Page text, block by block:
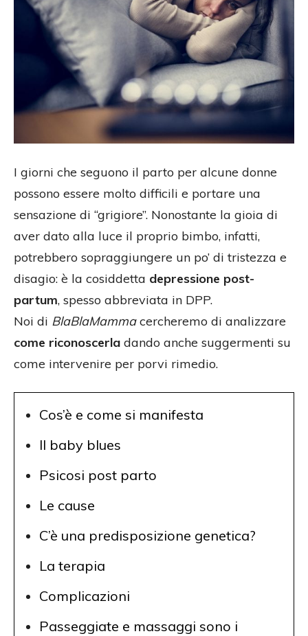
I giorni che seguono il parto per alcune donne
possono essere molto difficili e portare una
sensazione di “grigiore”. Nonostante la gioia di
aver dato alla luce il proprio bimbo, infatti,
potrebbero sopraggiungere un po’ di tristezza e
disagio: è la cosiddetta depressione post-
partum, spesso abbreviata in DPP.
Noi di BlaBlaMammacercheremo di analizzare
come riconoscerla dando anche suggermenti su
come intervenire per porvi rimedio.
Cos’è e come si manifesta
Il baby blues
Psicosi post parto
Le cause
C’è una predisposizione genetica?
La terapia
Complicazioni
Passeggiate e massaggi sono i